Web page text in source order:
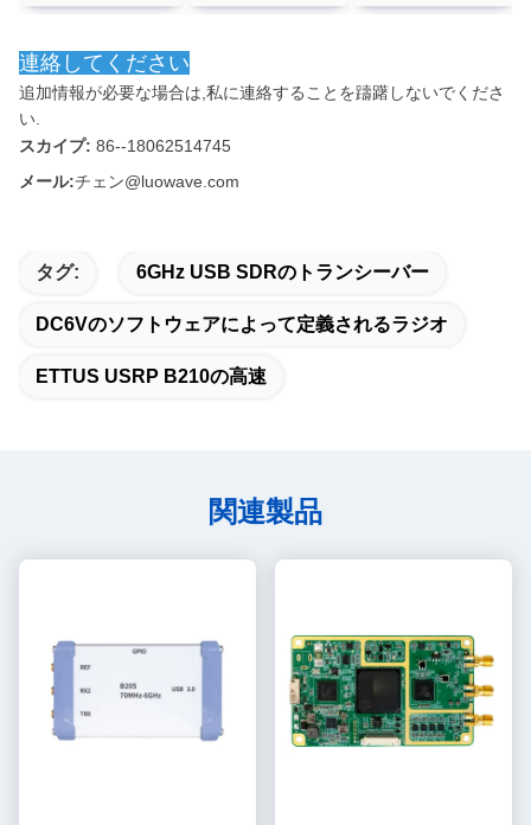
連絡してください
追加情報が必要な場合は,私に連絡することを躊躇しないでくださ
い.
スカイプ: 86--18062514745
メール:チェン@luowave.com
タグ: 6GHz USB SDRのトランシーバー
DC6Vのソフトウェアによって定義されるラジオ
ETTUS USRP B210の高速
関連製品